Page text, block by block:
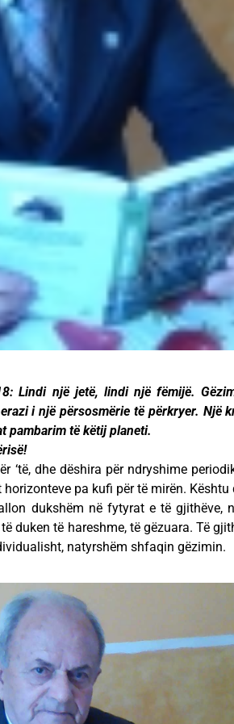
Lindi një jetë, lindi një fëmijë.
i një përsosmërie të përkryer. Një
pambarim të këtij planeti.
‘të, dhe dëshira për ndryshime
horizonteve pa kufi për të mirën.
dukshëm në fytyrat e të gjithëve,
duken të hareshme, të gëzuara. Të
natyrshëm shfaqin gëzimin.